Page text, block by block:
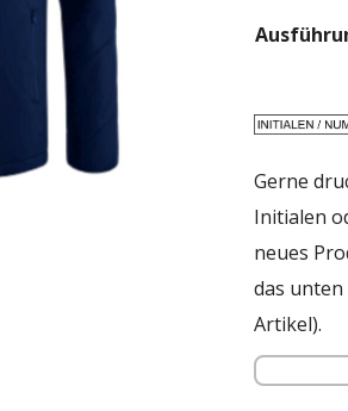
Gerne
Initialen
neues
das unten
Artikel).